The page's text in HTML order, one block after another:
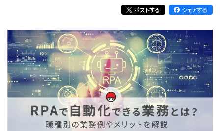
ポストする シェアする